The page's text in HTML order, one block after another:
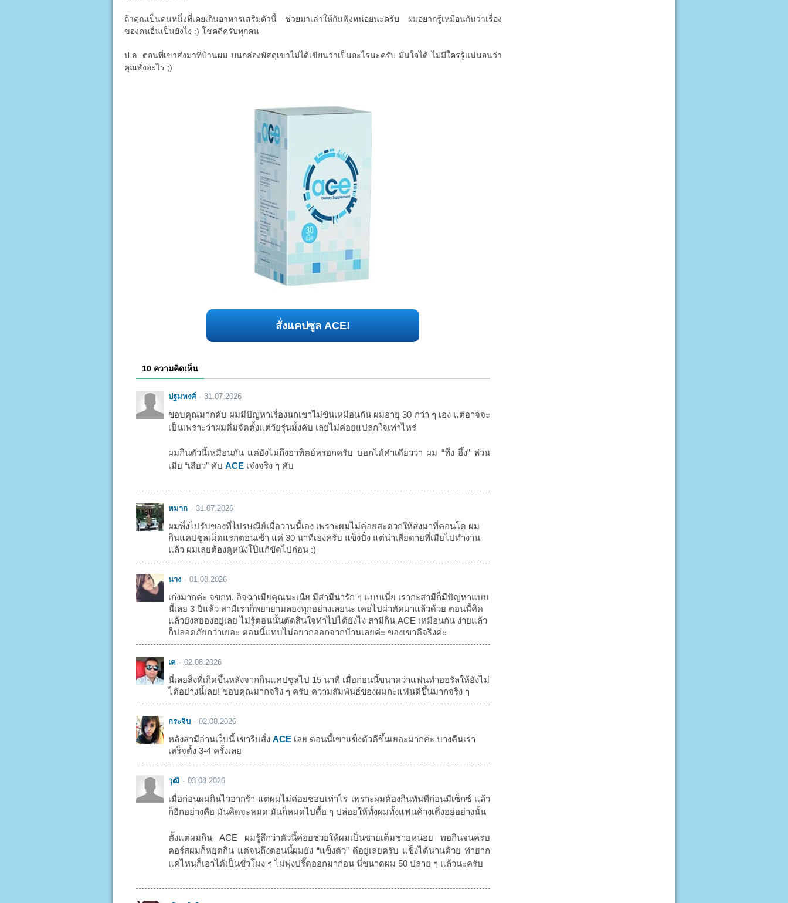
ถ้าคุณเป็นคนหนึ่งที่เคยเกินอาหารเสริมตัวนี้ ช่วยมาเล่าให้กันฟังหน่อยนะครับ ผมอยากรู้เหมือนกันว่าเรื่อง
ของคนอื่นเป็นยังไง :) โชคดีครับทุกคน
ป.ล. ตอนที่เขาส่งมาที่บ้านผม บนกล่องพัสดุเขาไม่ได้เขียนว่าเป็นอะไรนะครับ มั่นใจได้ ไม่มีใครรู้แน่นอนว่า
คุณสั่งอะไร ;)
สั่งแคปซูล ACE!
10 ความคิดเห็น
ปฐมพงศ์ 31.07.2026
ขอบคุณมากคับ ผมมีปัญหาเรื่องนกเขาไม่ขันเหมือนกัน ผมอายุ 30 กว่า ๆ เอง แต่อาจจะ
เป็นเพราะว่าผมดื่มจัดตั้งแต่วัยรุ่นมั้งคับ เลยไม่ค่อยแปลกใจเท่าไหร่
ผมกินตัวนี้เหมือนกัน แต่ยังไม่ถึงอาทิตย์หรอกครับ บอกได้คำเดียวว่า ผม “ทึ่ง อึ้ง” ส่วน
เมีย “เสียว” คับ ACEเจ๋งจริง ๆ คับ
หมาก 31.07.2026
ผมพึ่งไปรับของที่ไปรษณีย์เมื่อวานนี้เอง เพราะผมไม่ค่อยสะดวกให้ส่งมาที่คอนโด ผม
กินแคปซูลเม็ดแรกตอนเช้า แค่ 30 นาทีเองครับ แข็งปั๋ง แต่น่าเสียดายที่เมียไปทำงาน
แล้ว ผมเลยต้องดูหนังโป๊แก้ขัดไปก่อน :)
นาง 01.08.2026
เก่งมากค่ะ จขกท. อิจฉาเมียคุณนะเนีย มีสามีน่ารัก ๆ แบบเนี่ย เรากะสามีก็มีปัญหาแบบ
นี้เลย 3 ปีแล้ว สามีเราก็พยายามลองทุกอย่างเลยนะ เคยไปผ่าตัดมาแล้วด้วย ตอนนี้คิด
แล้วยังสยองอยู่เลย ไม่รู้ตอนนั้นตัดสินใจทำไปได้ยังไง สามีกิน ACE เหมือนกัน ง่ายแล้ว
ก็ปลอดภัยกว่าเยอะ ตอนนี้แทบไม่อยากออกจากบ้านเลยค่ะ ของเขาดีจริงค่ะ
เค 02.08.2026
นี่เลยสิ่งที่เกิดขึ้นหลังจากกินแคปซูลไป 15 นาที เมื่อก่อนนี้ขนาดว่าแฟนทำออรัลให้ยังไม่
ได้อย่างนี้เลย! ขอบคุณมากจริง ๆ ครับ ความสัมพันธ์ของผมกะแฟนดีขึ้นมากจริง ๆ
กระจิบ 02.08.2026
หลังสามีอ่านเว็บนี้ เขารีบสั่ง ACEเลย ตอนนี้เขาแข็งตัวดีขึ้นเยอะมากค่ะ บางคืนเรา
เสร็จตั้ง 3-4 ครั้งเลย
วุฒิ 03.08.2026
เมื่อก่อนผมกินไวอากร้า แต่ผมไม่ค่อยชอบเท่าไร เพราะผมต้องกินทันทีก่อนมีเซ็กซ์ แล้ว
ก็อีกอย่างคือ มันคิดจะหมด มันก็หมดไปดื้อ ๆ ปล่อยให้ทั้งผมทั้งแฟนค้างเติ่งอยู่อย่างนั้น
ตั้งแต่ผมกิน ACE ผมรู้สึกว่าตัวนี้ค่อยช่วยให้ผมเป็นชายเต็มชายหน่อย พอกินจนครบ
คอร์สผมก็หยุดกิน แต่จนถึงตอนนี้ผมยัง “แข็งตัว” ดีอยู่เลยครับ แข็งได้นานด้วย ท่ายาก
แค่ไหนก็เอาได้เป็นชั่วโมง ๆ ไม่พุ่งปรี๊ดออกมาก่อน นี่ขนาดผม 50 ปลาย ๆ แล้วนะครับ